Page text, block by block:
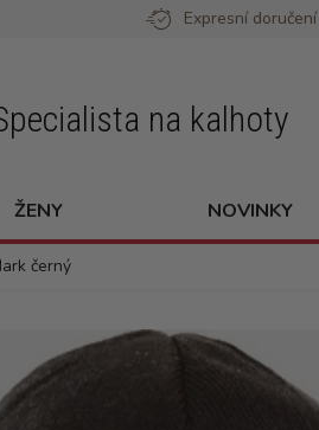
Expresní doručení
na kalhoty
ŽENY NOVINKY
černý